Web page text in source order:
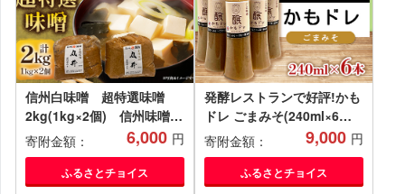
信州白味噌 超特選味噌
2kg(1kg×2個) 信州味噌の
丸井伊藤商店【1576462】
寄附金額： 6,000 円
ふるさとチョイス
発酵レストランで好評!かも
ドレ ごまみそ(240ml×6本)
【1576520】
寄附金額： 9,000 円
ふるさとチョイス